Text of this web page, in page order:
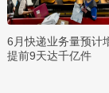
6月快递业务量预计
提前9天达千亿件